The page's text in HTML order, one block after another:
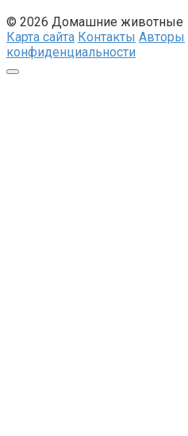
© 2026 Домашние животные
Карта сайта Контакты Авторы
конфиденциальности